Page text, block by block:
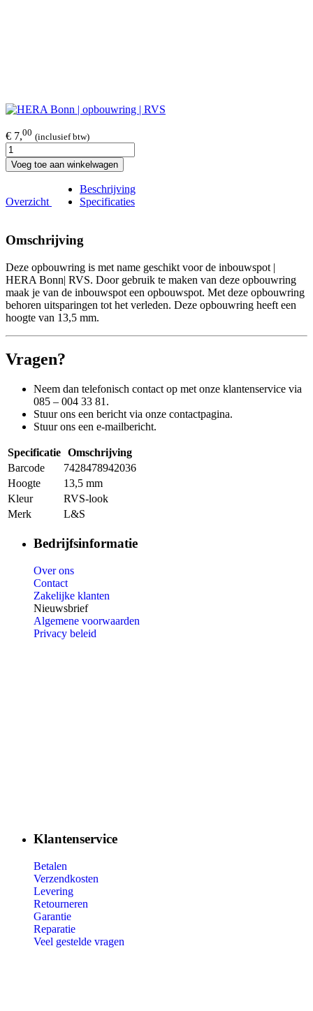
€ 7,00 (inclusief btw)
Voeg toe aan winkelwagen
Overzicht
Beschrijving
Specificaties
Omschrijving
Deze opbouwring is met name geschikt voor de inbouwspot |
HERA Bonn| RVS. Door gebruik te maken van deze opbouwring
maak je van de inbouwspot een opbouwspot. Met deze opbouwring
behoren uitsparingen tot het verleden. Deze opbouwring heeft een
hoogte van 13,5 mm.
Vragen?
Neem dan telefonisch contact op met onze klantenservice via
085 – 004 33 81.
Stuur ons een bericht via onze contactpagina.
Stuur ons een e-mailbericht.
Specificatie Omschrijving
Barcode
7428478942036
Hoogte
13,5 mm
Kleur
RVS-look
Merk
L&S
Bedrijfsinformatie
Over ons
Contact
Zakelijke klanten
Nieuwsbrief
Algemene voorwaarden
Privacy beleid
Klantenservice
Betalen
Verzendkosten
Levering
Retourneren
Garantie
Reparatie
Veel gestelde vragen